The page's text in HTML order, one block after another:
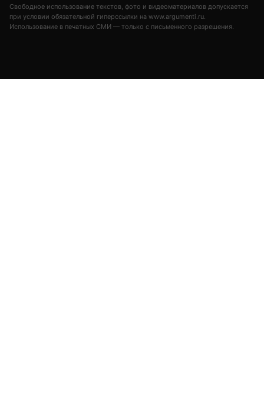
Свободное использование текстов, фото и видеоматериалов допускается
при условии обязательной гиперссылки на www.argumenti.ru.
Использование в печатных СМИ — только с письменного разрешения.